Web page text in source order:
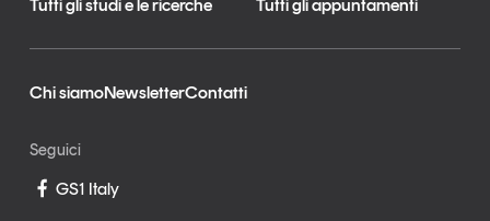
Tutti gli studi e le ricerche Tutti gli appuntamenti
Chi siamoNewsletterContatti
Seguici
GS1 Italy